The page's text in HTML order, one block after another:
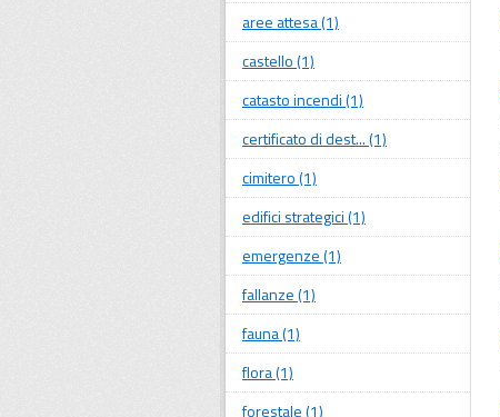
aree attesa (1)
castello (1)
catasto incendi (1)
certificato di dest... (1)
cimitero (1)
edifici strategici (1)
emergenze (1)
fallanze (1)
fauna (1)
flora (1)
forestale (1)